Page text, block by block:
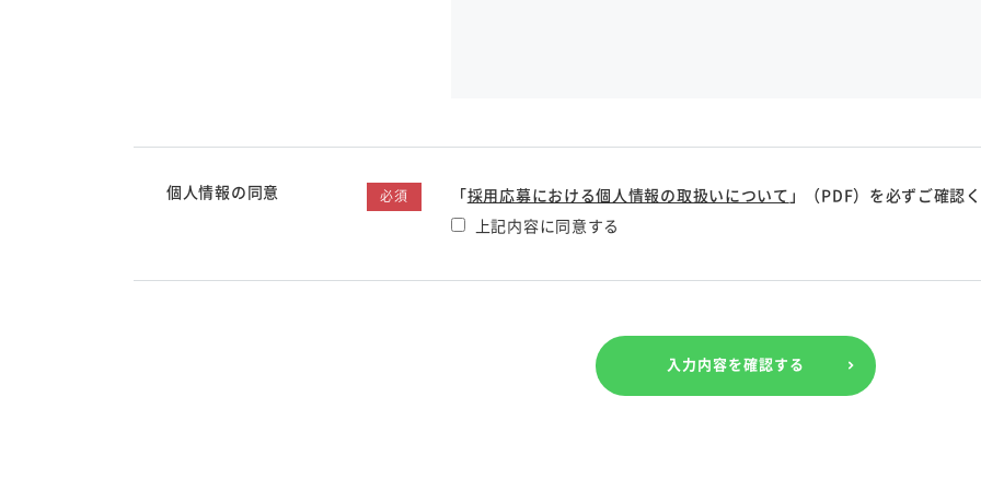
個人情報の同意 必須 「採用応募における個人情報の取扱いについて 」（PDF）を必ずご確認く
上記内容に同意する